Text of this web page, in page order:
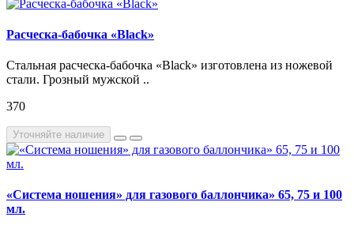
Расческа-бабочка «Black»
Стальная расческа-бабочка «Black» изготовлена из ножевой
стали. Грозный мужской ..
370
Уточняйте наличие
«Система ношения» для газового баллончика» 65, 75 и 100
мл.